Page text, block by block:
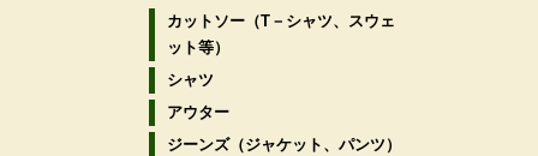
カットソー（T－シャツ、スウェ
ット等）
シャツ
アウター
ジーンズ（ジャケット、パンツ）